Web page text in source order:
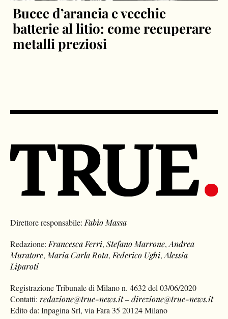
Bucce d’arancia e vecchie
batterie al litio: come recuperare
metalli preziosi
Direttore responsabile:Fabio Massa
Redazione:Francesca Ferri,Stefano Marrone,Andrea
Muratore,Maria Carla Rota,Federico Ughi,Alessia
Liparoti
Registrazione Tribunale di Milano n. 4632 del 03/06/2020
Contatti:redazione@true-news.it–direzione@true-news.it
Edito da: Inpagina Srl, via Fara 35 20124 Milano